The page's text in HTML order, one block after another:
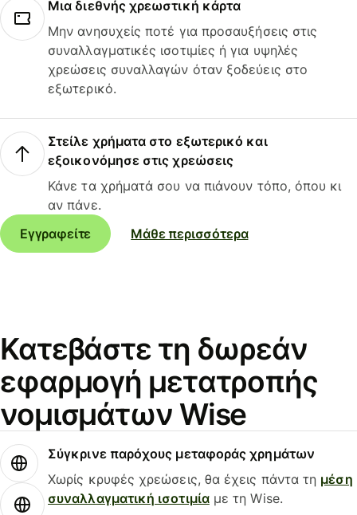
Μια διεθνής χρεωστική κάρτα
Μην ανησυχείς ποτέ για προσαυξήσεις στις
συναλλαγματικές ισοτιμίες ή για υψηλές
χρεώσεις συναλλαγών όταν ξοδεύεις στο
εξωτερικό.
Στείλε χρήματα στο εξωτερικό και
εξοικονόμησε στις χρεώσεις
Κάνε τα χρήματά σου να πιάνουν τόπο, όπου κι
αν πάνε.
Εγγραφείτε
Μάθε περισσότερα
Κατεβάστε τη δωρεάν
εφαρμογή μετατροπής
νομισμάτων Wise
Σύγκρινε παρόχους μεταφοράς χρημάτων
Χωρίς κρυφές χρεώσεις, θα έχεις πάντα τη μέση
συναλλαγματική ισοτιμίαμε τη Wise.